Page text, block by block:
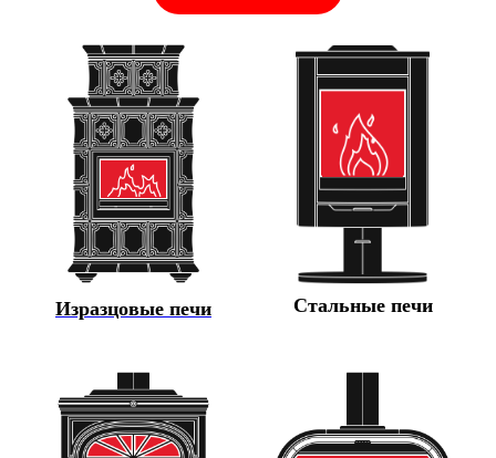
Изразцовые печи Стальные печи